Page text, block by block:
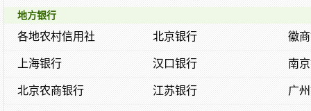
地方银行
各地农村信用社 北京银行 徽
上海银行 汉口银行 南
北京农商银行 江苏银行 广